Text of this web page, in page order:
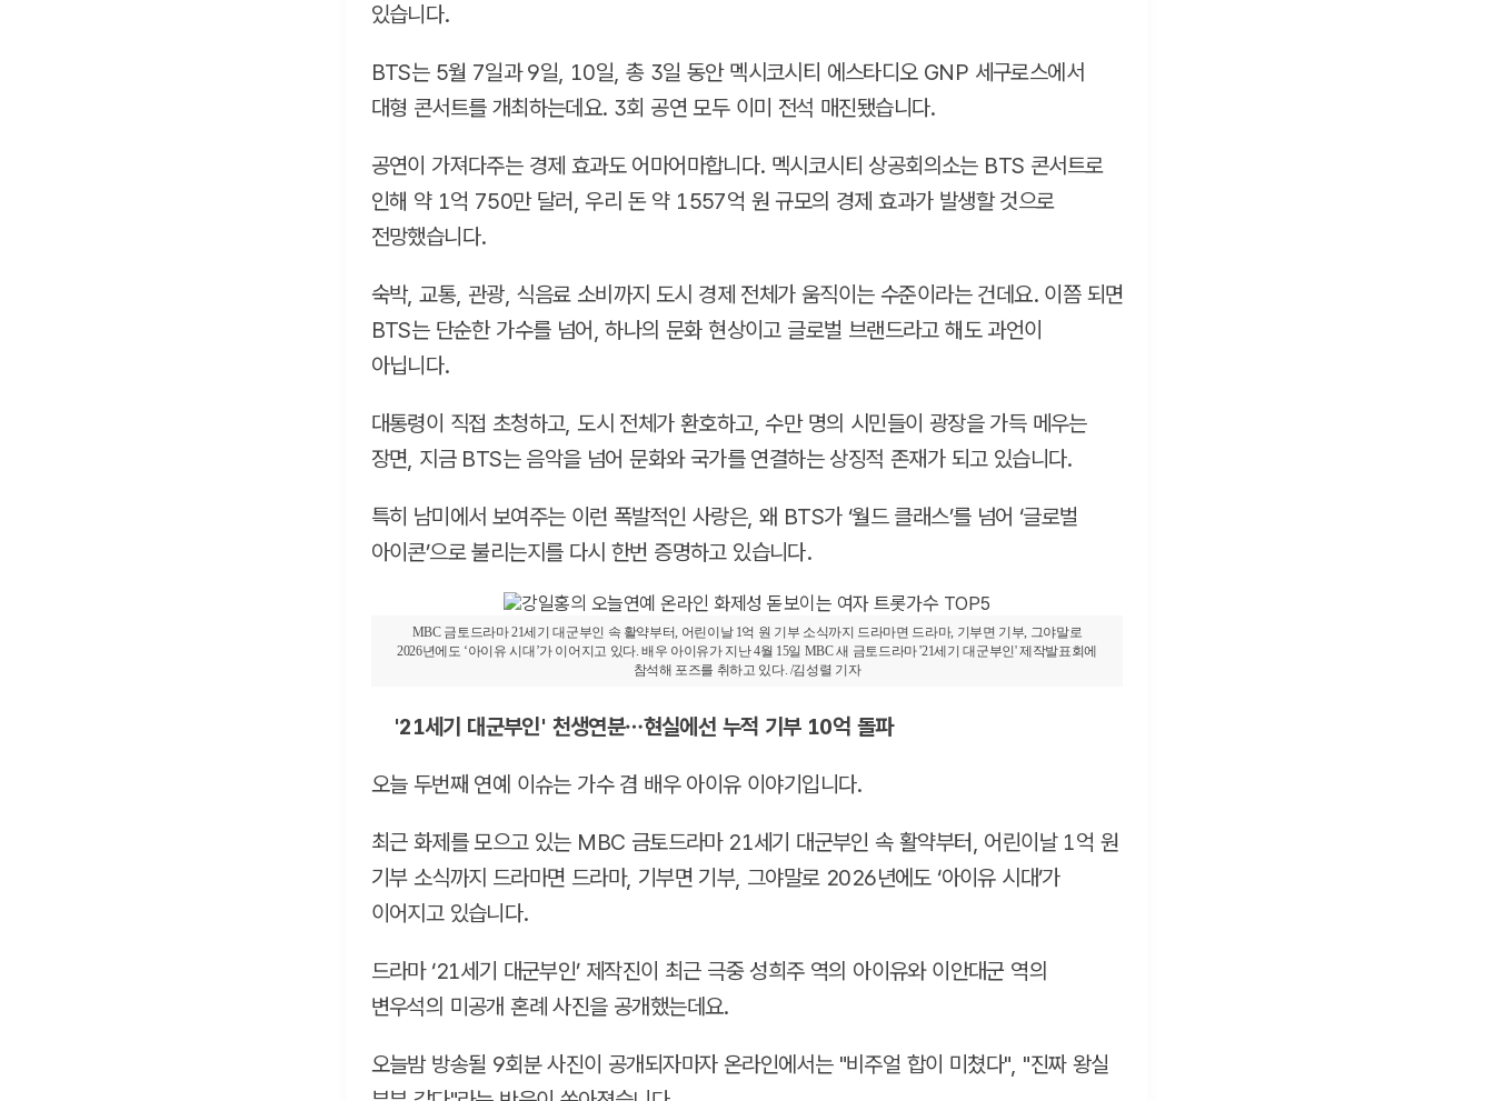
있습니다.
BTS는 5월 7일과 9일, 10일, 총 3일 동안 멕시코시티 에스타디오 GNP 세구로스에서
대형 콘서트를 개최하는데요. 3회 공연 모두 이미 전석 매진됐습니다.
공연이 가져다주는 경제 효과도 어마어마합니다. 멕시코시티 상공회의소는 BTS 콘서트로
인해 약 1억 750만 달러, 우리 돈 약 1557억 원 규모의 경제 효과가 발생할 것으로
전망했습니다.
숙박, 교통, 관광, 식음료 소비까지 도시 경제 전체가 움직이는 수준이라는 건데요. 이쯤 되면
BTS는 단순한 가수를 넘어, 하나의 문화 현상이고 글로벌 브랜드라고 해도 과언이
아닙니다.
대통령이 직접 초청하고, 도시 전체가 환호하고, 수만 명의 시민들이 광장을 가득 메우는
장면, 지금 BTS는 음악을 넘어 문화와 국가를 연결하는 상징적 존재가 되고 있습니다.
특히 남미에서 보여주는 이런 폭발적인 사랑은, 왜 BTS가 ‘월드 클래스’를 넘어 ‘글로벌
아이콘’으로 불리는지를 다시 한번 증명하고 있습니다.
MBC 금토드라마 21세기 대군부인 속 활약부터, 어린이날 1억 원 기부 소식까지 드라마면 드라마, 기부면 기부, 그야말로
2026년에도 ‘아이유 시대’가 이어지고 있다. 배우 아이유가 지난 4월 15일 MBC 새 금토드라마 '21세기 대군부인' 제작발표회에
참석해 포즈를 취하고 있다. /김성렬 기자
'21세기 대군부인' 천생연분…현실에선 누적 기부 10억 돌파
오늘 두번째 연예 이슈는 가수 겸 배우 아이유 이야기입니다.
최근 화제를 모으고 있는 MBC 금토드라마 21세기 대군부인 속 활약부터, 어린이날 1억 원
기부 소식까지 드라마면 드라마, 기부면 기부, 그야말로 2026년에도 ‘아이유 시대’가
이어지고 있습니다.
드라마 ‘21세기 대군부인’ 제작진이 최근 극중 성희주 역의 아이유와 이안대군 역의
변우석의 미공개 혼례 사진을 공개했는데요.
오늘밤 방송될 9회분 사진이 공개되자마자 온라인에서는 "비주얼 합이 미쳤다", "진짜 왕실